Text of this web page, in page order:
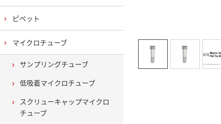
ピペット
マイクロチューブ
サンプリングチューブ
低吸着マイクロチューブ
スクリューキャップマイクロ
チューブ